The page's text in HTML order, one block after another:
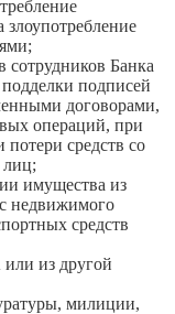
сотрудников Банка
подписей
договорами,
операций, при
средств со
лиц;
имущества из
с недвижимого
средств
из другой
милиции,